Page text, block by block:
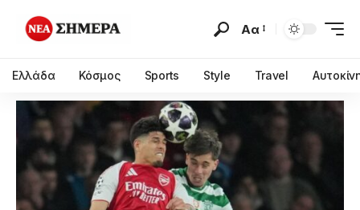
Αα
Ελλάδα Κόσμος Sports Style Travel